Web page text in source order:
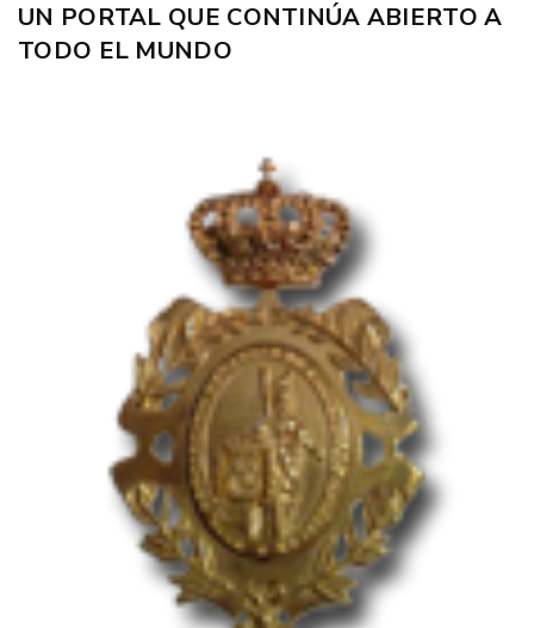
UN PORTAL QUE CONTINÚA ABIERTO A
TODO EL MUNDO